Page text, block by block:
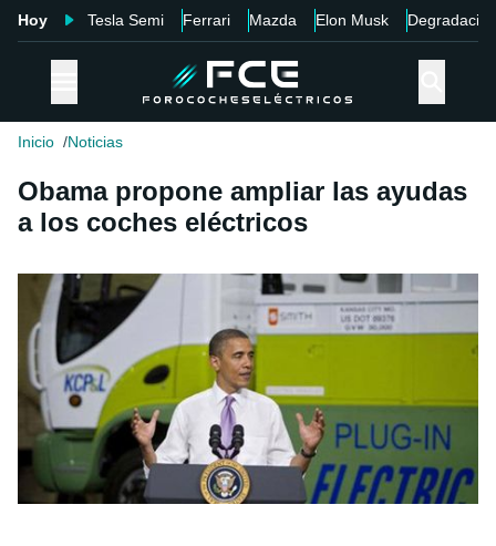
Hoy Tesla Semi Ferrari Mazda Elon Musk Degradación
Inicio Noticias
Obama propone ampliar las ayudas
a los coches eléctricos